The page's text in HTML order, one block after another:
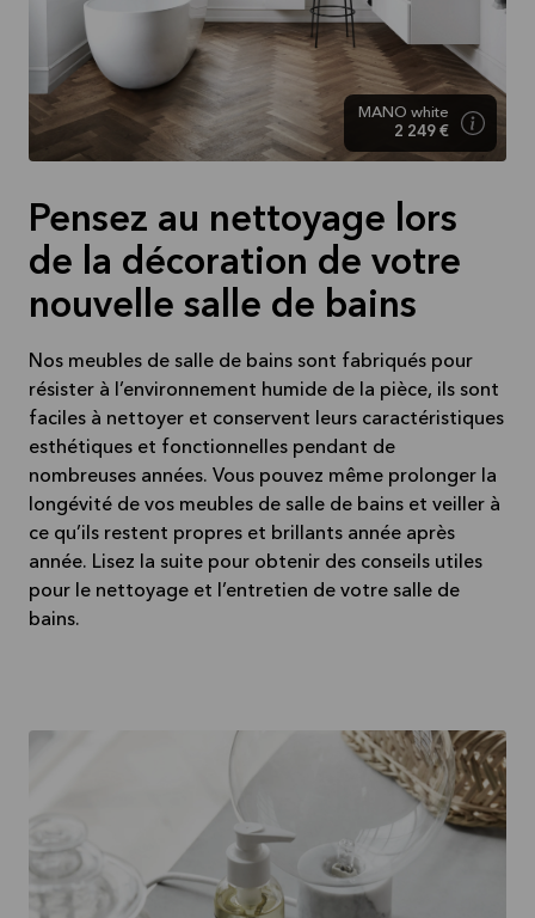
Pensez au nettoyage lors
de la décoration de votre
nouvelle salle de bains
Nos meubles de salle de bains sont fabriqués pour
résister à l’environnement humide de la pièce, ils sont
faciles à nettoyer et conservent leurs caractéristiques
esthétiques et fonctionnelles pendant de
nombreuses années. Vous pouvez même prolonger la
longévité de vos meubles de salle de bains et veiller à
ce qu’ils restent propres et brillants année après
année. Lisez la suite pour obtenir des conseils utiles
pour le nettoyage et l’entretien de votre salle de
bains.
MANO white
2 249 €